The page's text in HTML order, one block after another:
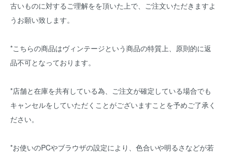
古いものに対するご理解をを頂いた上で、ご注文いただきますよ
うお願い致します。
*こちらの商品はヴィンテージという商品の特質上、原則的に返
品不可となっております。
*店舗と在庫を共有している為、ご注文が確定している場合でも
キャンセルをしていただくことがございますことを予めご了承く
ださい。
*お使いのPCやブラウザの設定により、色合いや明るさなどが若